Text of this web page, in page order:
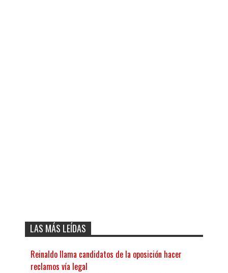
LAS MÁS LEÍDAS
Reinaldo llama candidatos de la oposición hacer
reclamos vía legal